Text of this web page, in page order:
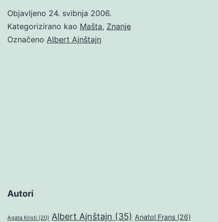
Objavljeno 24. svibnja 2006.
Kategorizirano kao Mašta, Znanje
Označeno Albert Ajnštajn
Autori
Agata Kristi (20) Albert Ajnštajn (35) Anatol Frans (26)